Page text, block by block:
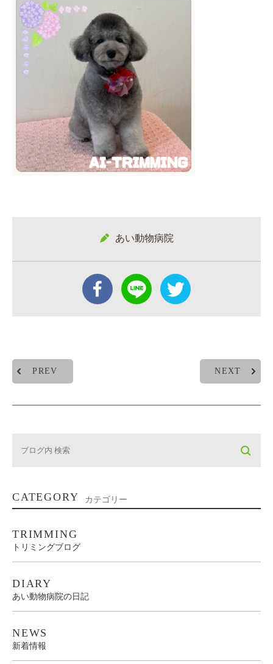
あい動物病院
PREV NEXT
CATEGORY カテゴリー
TRIMMING
トリミングブログ
DIARY
あい動物病院の日記
NEWS
新着情報